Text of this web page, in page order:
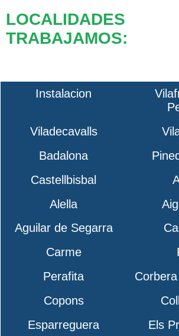
LOCALIDADES
TRABAJAMOS:
Instalacion
Viladecavalls
Badalona
Castellbisbal
Alella
Aguilar de Segarra
Carme
Perafita
Copons
Esparreguera
Els